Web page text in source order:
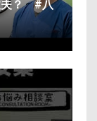
夫？ #八